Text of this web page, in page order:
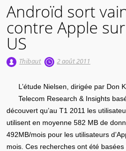
Androïd sort
contre Apple
US
Thibaut 2 août 2011
L’étude Nielsen, dirigée par Don
Telecom Research & Insights
découvert qu’au T1 2011 les
utilisent en moyenne 582 MB de
492MB/mois pour les utilisateurs
mois. Ces recherches ont été basées